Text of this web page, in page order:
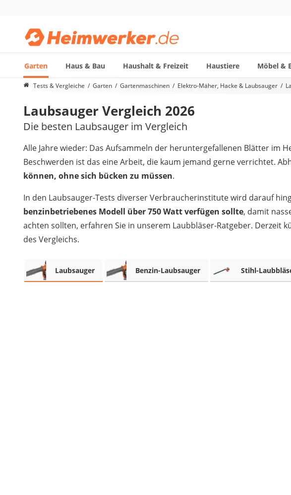
Garten Haus & Bau Haushalt & Freizeit Haustiere Möbel &
Die beliebtesten Vergleiche nach Kategorie
Akku-Laubsauger
Faltpavillon
Motorhacke
Schlauchtrommel
Solar-Lichterkette außen
Teleskopleiter
Ameisengift
Pavillon
Sichtschutzstreifen
Akku-Laubbläser
Akku-Vertikutierer
Koifutter
Bosch-Heckenschere
Stihl-Laubbläser
Tests & Vergleiche Garten Gartenmaschinen Elektro-Mäher, Hacke & Laubsauger
Laubsauger Vergleich 2026
Die besten Laubsauger im Vergleich
Alle Jahre wieder: Das Aufsammeln der heruntergefallenen Blätter
Beschwerden ist das eine Arbeit, die kaum jemand gerne verrichtet.
können, ohne sich bücken zu müssen.
In den Laubsauger-Tests diverser Verbraucherinstitute wird darauf
benzinbetriebenes Modell über 750 Watt verfügen sollte, damit
achten sollten, erfahren Sie in unserem Laubbläser-Ratgeber. Derzeit
des Vergleichs.
Laubsauger Benzin-Laubsauger Stihl-